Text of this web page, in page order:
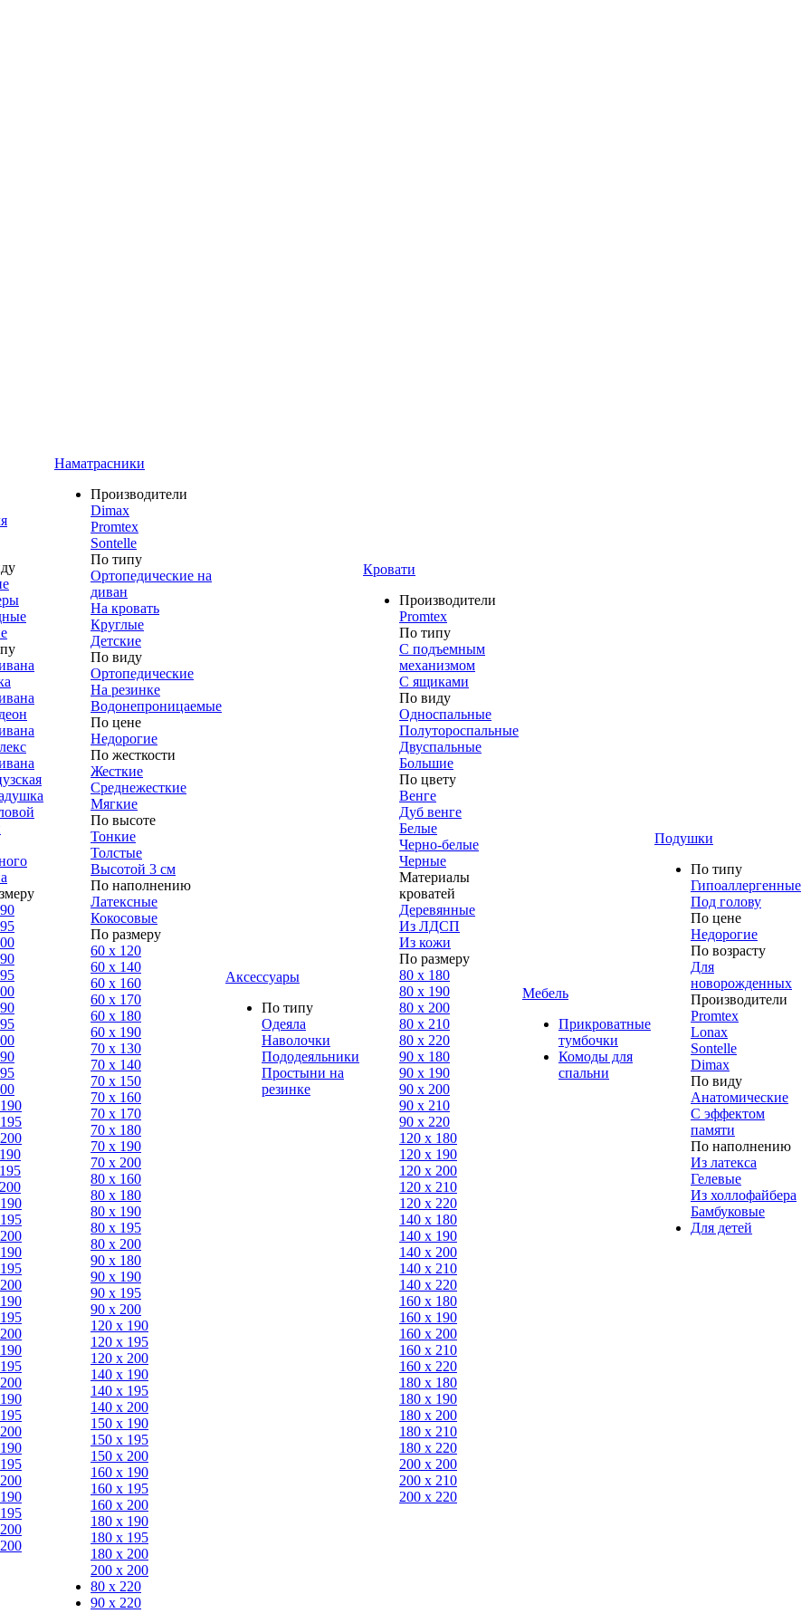
Наматрасники
Производители
Dimax
Promtex
Sontelle
По типу
Ортопедические на
диван
На кровать
Круглые
Детские
По виду
Ортопедические
На резинке
Водонепроницаемые
По цене
Недорогие
По жесткости
Жесткие
Среднежесткие
Мягкие
По высоте
Тонкие
Толстые
Высотой 3 см
По наполнению
Латексные
Кокосовые
По размеру
60 х 120
60 х 140
60 х 160
60 х 170
60 х 180
60 х 190
70 х 130
70 х 140
70 х 150
70 х 160
70 х 170
70 х 180
70 х 190
70 х 200
80 х 160
80 х 180
80 x 190
80 х 195
80 х 200
90 х 180
90 х 190
90 х 195
90 х 200
120 х 190
120 х 195
120 х 200
140 х 190
140 х 195
140 х 200
150 х 190
150 х 195
150 х 200
160 х 190
160 х 195
160 х 200
180 х 190
180 х 195
180 х 200
200 х 200
80 x 220
90 x 220
Аксессуары
По типу
Одеяла
Наволочки
Пододеяльники
Простыни на
резинке
Кровати
Производители
Promtex
По типу
С подъемным
механизмом
С ящиками
По виду
Односпальные
Полутороспальные
Двуспальные
Большие
По цвету
Венге
Дуб венге
Белые
Черно-белые
Черные
Материалы
кроватей
Деревянные
Из ЛДСП
Из кожи
По размеру
80 x 180
80 x 190
80 x 200
80 x 210
80 x 220
90 x 180
90 х 190
90 х 200
90 x 210
90 x 220
120 x 180
120 х 190
120 х 200
120 x 210
120 x 220
140 x 180
140 х 190
140 х 200
140 x 210
140 x 220
160 x 180
160 х 190
160 х 200
160 x 210
160 x 220
180 x 180
180 х 190
180 х 200
180 x 210
180 x 220
200 х 200
200 x 210
200 x 220
Мебель
Прикроватные
тумбочки
Комоды для
спальни
Подушки
По типу
Гипоаллергенные
Под голову
По цене
Недорогие
По возрасту
Для
новорожденных
Производители
Promtex
Lonax
Sontelle
Dimax
По виду
Анатомические
С эффектом
памяти
По наполнению
Из латекса
Гелевые
Из холлофайбера
Бамбуковые
Для детей